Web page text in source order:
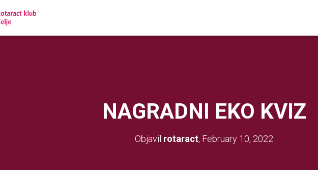
NAGRADNI EKO KVIZ
Objavil rotaract, February 10, 2022